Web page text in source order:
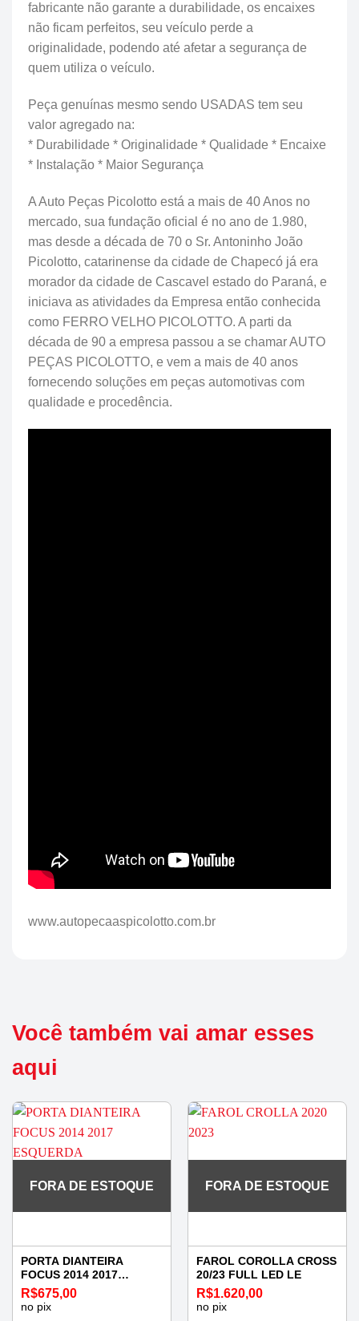
fabricante não garante a durabilidade, os encaixes
não ficam perfeitos, seu veículo perde a
originalidade, podendo até afetar a segurança de
quem utiliza o veículo.
Peça genuínas mesmo sendo USADAS tem seu
valor agregado na:
* Durabilidade * Originalidade * Qualidade * Encaixe
* Instalação * Maior Segurança
A Auto Peças Picolotto está a mais de 40 Anos no
mercado, sua fundação oficial é no ano de 1.980,
mas desde a década de 70 o Sr. Antoninho João
Picolotto, catarinense da cidade de Chapecó já era
morador da cidade de Cascavel estado do Paraná, e
iniciava as atividades da Empresa então conhecida
como FERRO VELHO PICOLOTTO. A parti da
década de 90 a empresa passou a se chamar AUTO
PEÇAS PICOLOTTO, e vem a mais de 40 anos
fornecendo soluções em peças automotivas com
qualidade e procedência.
www.autopecaaspicolotto.com.br
Você também vai amar esses
aqui
FORA DE ESTOQUE
PORTA DIANTEIRA
FOCUS 2014 2017
ESQUERDA
R$675,00
no pix
FORA DE ESTOQUE
FAROL COROLLA CROSS
20/23 FULL LED LE
R$1.620,00
no pix